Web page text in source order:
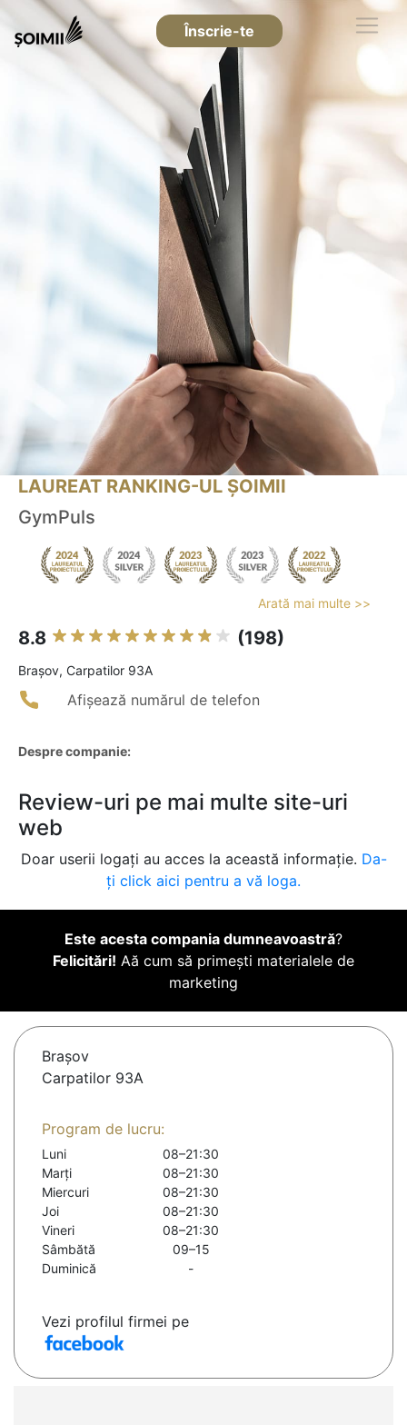
Înscrie-te
LAUREAT RANKING-UL ȘOIMII
GymPuls
Arată mai multe >>
8.8 (198)
Braşov, Carpatilor 93A
Afișează numărul de telefon
Despre companie:
Review-uri pe mai multe site-uri
web
Doar userii logați au acces la această informație. Da-
ți click aici pentru a vă loga.
Este acesta compania dumneavoastră?
Felicitări! Aă cum să primești materialele de
marketing
Braşov
Carpatilor 93A
Program de lucru:
Luni
08–21:30
Marți
08–21:30
Miercuri
08–21:30
Joi
08–21:30
Vineri
08–21:30
Sâmbătă
09–15
Duminică
-
Vezi profilul firmei pe